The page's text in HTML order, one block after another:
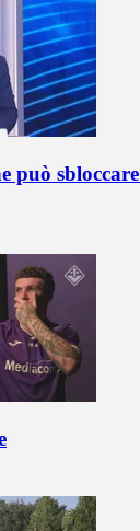
può